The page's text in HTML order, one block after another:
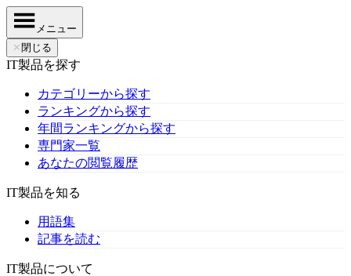
メニュー
✕ 閉じる
IT製品を探す
カテゴリーから探す
ランキングから探す
年間ランキングから探す
専門家一覧
あなたの閲覧履歴
IT製品を知る
用語集
記事を読む
IT製品について